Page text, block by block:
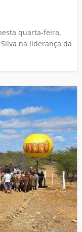
quarta-feira,
na liderança da